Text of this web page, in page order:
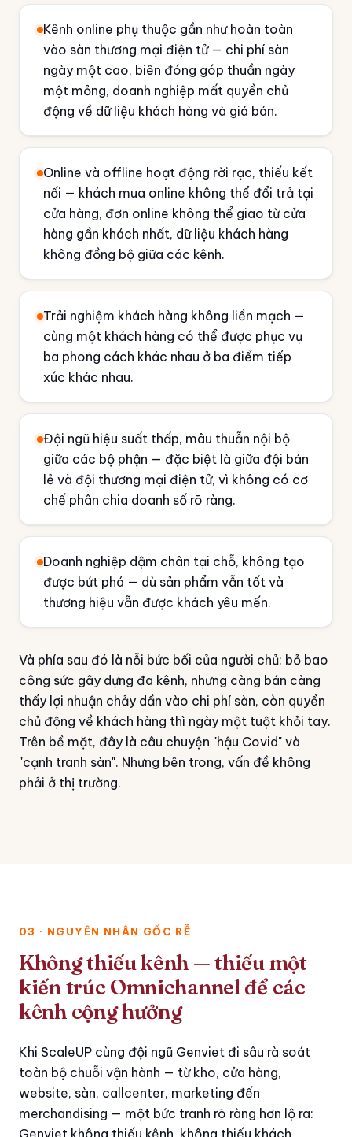
Kênh online phụ thuộc gần như hoàn toàn
vào sàn thương mại điện tử — chi phí sàn
ngày một cao, biên đóng góp thuần ngày
một mỏng, doanh nghiệp mất quyền chủ
động về dữ liệu khách hàng và giá bán.
Online và offline hoạt động rời rạc, thiếu kết
nối — khách mua online không thể đổi trả tại
cửa hàng, đơn online không thể giao từ cửa
hàng gần khách nhất, dữ liệu khách hàng
không đồng bộ giữa các kênh.
Trải nghiệm khách hàng không liền mạch —
cùng một khách hàng có thể được phục vụ
ba phong cách khác nhau ở ba điểm tiếp
xúc khác nhau.
Đội ngũ hiệu suất thấp, mâu thuẫn nội bộ
giữa các bộ phận — đặc biệt là giữa đội bán
lẻ và đội thương mại điện tử, vì không có cơ
chế phân chia doanh số rõ ràng.
Doanh nghiệp dậm chân tại chỗ, không tạo
được bứt phá — dù sản phẩm vẫn tốt và
thương hiệu vẫn được khách yêu mến.
Và phía sau đó là nỗi bức bối của người chủ: bỏ bao
công sức gây dựng đa kênh, nhưng càng bán càng
thấy lợi nhuận chảy dần vào chi phí sàn, còn quyền
chủ động về khách hàng thì ngày một tuột khỏi tay.
Trên bề mặt, đây là câu chuyện "hậu Covid" và
"cạnh tranh sàn". Nhưng bên trong, vấn đề không
phải ở thị trường.
03 · NGUYÊN NHÂN GỐC RỄ
Không thiếu kênh — thiếu một
kiến trúc Omnichannel để các
kênh cộng hưởng
Khi ScaleUP cùng đội ngũ Genviet đi sâu rà soát
toàn bộ chuỗi vận hành — từ kho, cửa hàng,
website, sàn, callcenter, marketing đến
merchandising — một bức tranh rõ ràng hơn lộ ra:
Genviet không thiếu kênh, không thiếu khách,